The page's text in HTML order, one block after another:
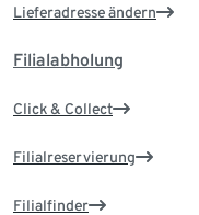
Lieferadresse ändern
Filialabholung
Click & Collect
Filialreservierung
Filialfinder